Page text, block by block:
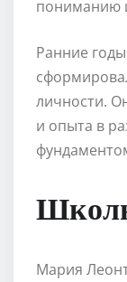
пониманию
Ранние
личности.
и опыта в
Мария